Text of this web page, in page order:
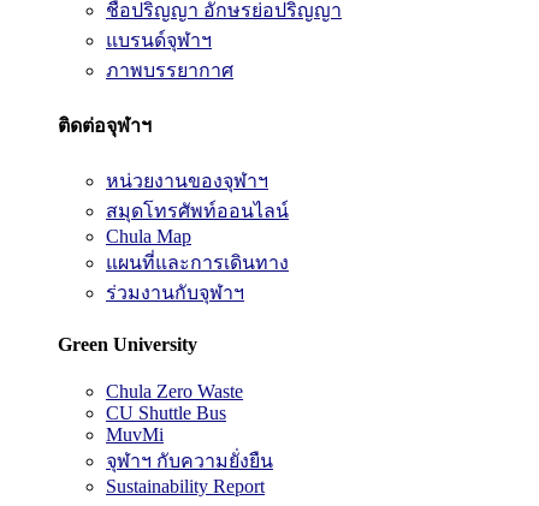
ชื่อปริญญา อักษรย่อปริญญา
แบรนด์จุฬาฯ
ภาพบรรยากาศ
ติดต่อจุฬาฯ
หน่วยงานของจุฬาฯ
สมุดโทรศัพท์ออนไลน์
Chula Map
แผนที่และการเดินทาง
ร่วมงานกับจุฬาฯ
Green University
Chula Zero Waste
CU Shuttle Bus
MuvMi
จุฬาฯ กับความยั่งยืน
Sustainability Report